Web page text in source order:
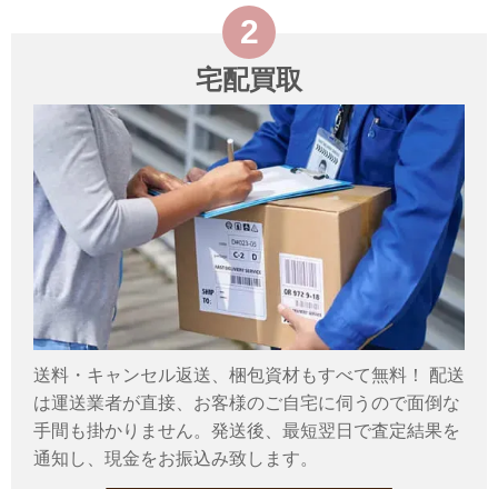
宅配買取
送料・キャンセル返送、梱包資材もすべて無料！ 配送
は運送業者が直接、お客様のご自宅に伺うので面倒な
手間も掛かりません。発送後、最短翌日で査定結果を
通知し、現金をお振込み致します。